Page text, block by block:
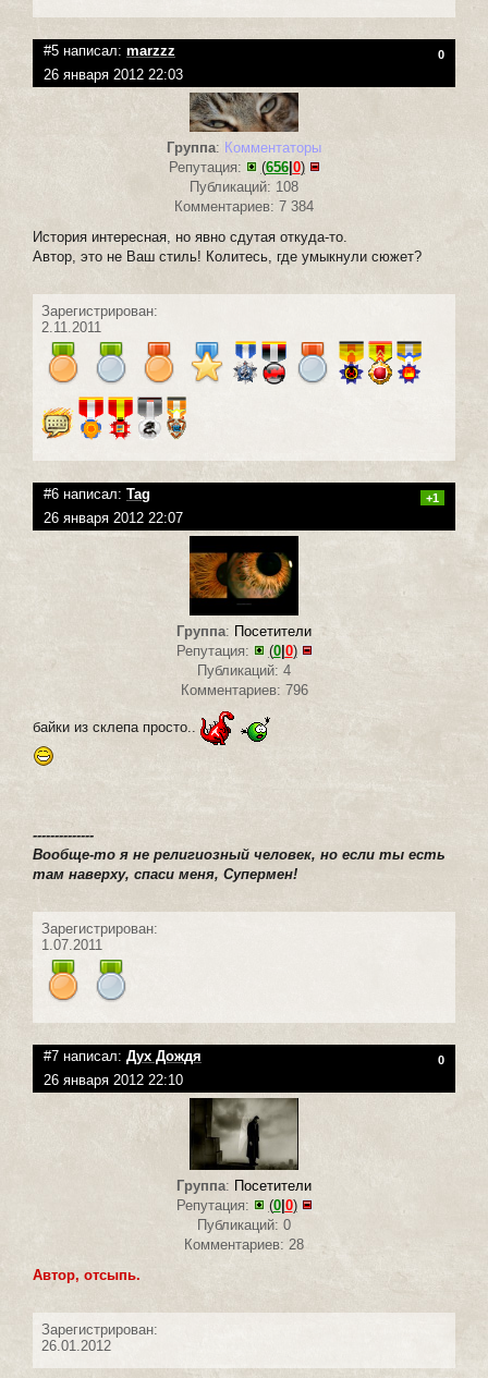
#5 написал: marzzz 0
26 января 2012 22:03
Группа: Комментаторы
Репутация:
(656| 0)
Публикаций: 108
Комментариев: 7 384
История интересная, но явно сдутая откуда-то.
Автор, это не Ваш стиль! Колитесь, где умыкнули сюжет?
Зарегистрирован:
2.11.2011
#6 написал: Tag +1
26 января 2012 22:07
Группа: Посетители
Репутация:
(0| 0)
Публикаций: 4
Комментариев: 796
байки из склепа просто..
--------------
Вообще-то я не религиозный человек, но если ты есть
там наверху, спаси меня, Супермен!
Зарегистрирован:
1.07.2011
#7 написал: Дух Дождя 0
26 января 2012 22:10
Группа: Посетители
Репутация:
(0| 0)
Публикаций: 0
Комментариев: 28
Автор, отсыпь.
Зарегистрирован:
26.01.2012